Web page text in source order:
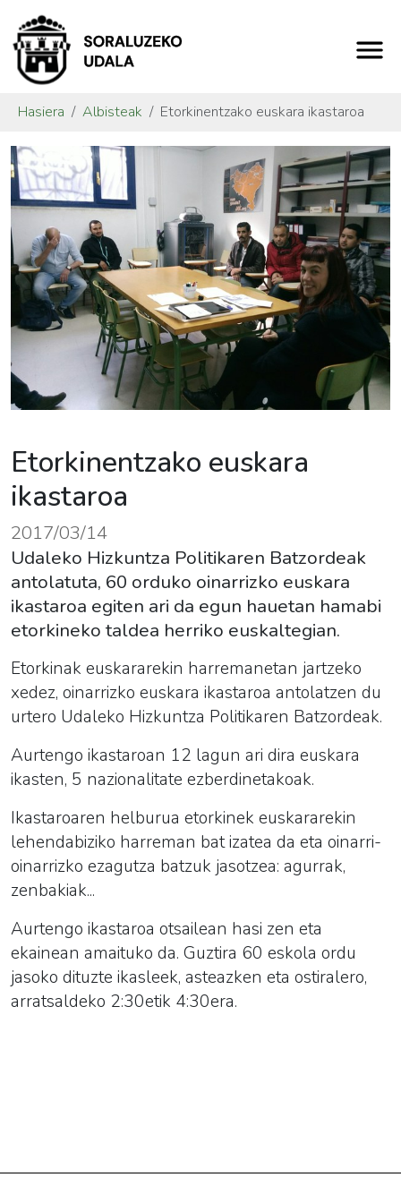
Hasiera Albisteak Etorkinentzako euskara ikastaroa
Etorkinentzako euskara
ikastaroa
2017/03/14
Udaleko Hizkuntza Politikaren Batzordeak
antolatuta, 60 orduko oinarrizko euskara
ikastaroa egiten ari da egun hauetan hamabi
etorkineko taldea herriko euskaltegian.
Etorkinak euskararekin harremanetan jartzeko
xedez, oinarrizko euskara ikastaroa antolatzen du
urtero Udaleko Hizkuntza Politikaren Batzordeak.
Aurtengo ikastaroan 12 lagun ari dira euskara
ikasten, 5 nazionalitate ezberdinetakoak.
Ikastaroaren helburua etorkinek euskararekin
lehendabiziko harreman bat izatea da eta oinarri-
oinarrizko ezagutza batzuk jasotzea: agurrak,
zenbakiak...
Aurtengo ikastaroa otsailean hasi zen eta
ekainean amaituko da. Guztira 60 eskola ordu
jasoko dituzte ikasleek, asteazken eta ostiralero,
arratsaldeko 2:30etik 4:30era.